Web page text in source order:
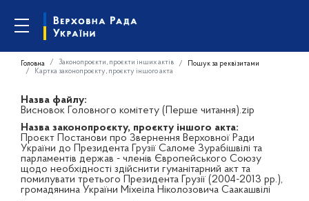
Головна Законопроєкти, проєкти інших актів
Пошук за реквізитами
Картка законопроєкту, проєкту іншого акта
Назва файлу:
Висновок Головного комітету (Перше читання).zip
Назва законопроєкту, проєкту іншого акта:
Проєкт Постанови про Звернення Верховної Ради
України до Президента Грузії Саломе Зурабішвілі та
парламентів держав - членів Європейського Союзу
щодо необхідності здійснити гуманітарний акт та
помилувати третього Президента Грузії (2004-2013 рр.),
громадянина України Міхеіла Ніколозовича Саакашвілі